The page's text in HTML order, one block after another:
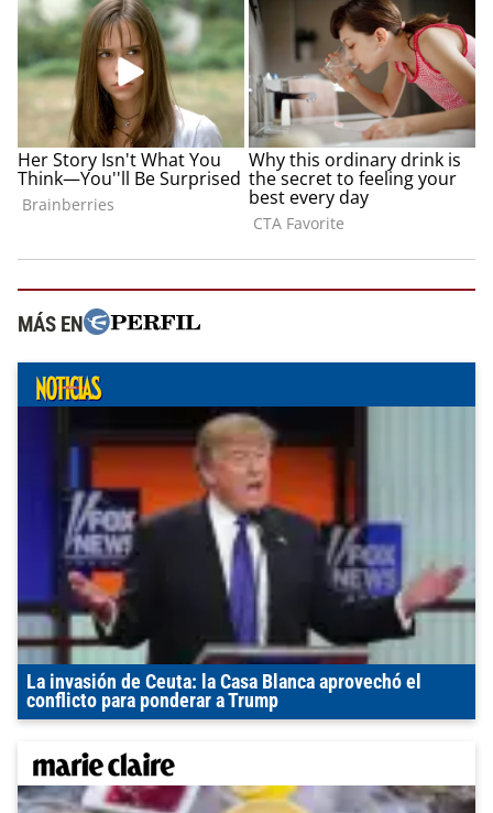
MÁS EN
La invasión de Ceuta: la Casa Blanca aprovechó el
conflicto para ponderar a Trump